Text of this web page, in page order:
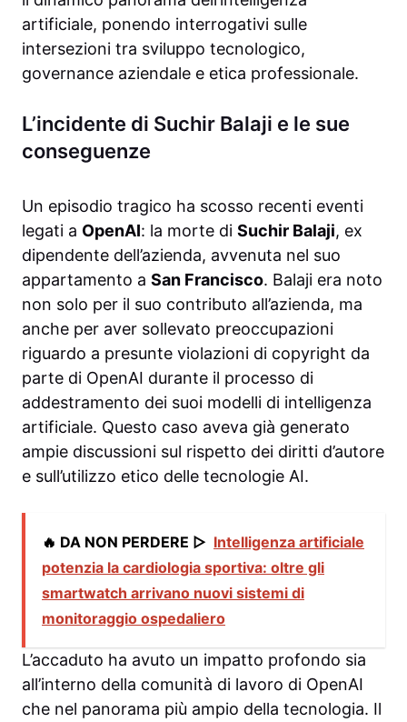
artificiale, ponendo interrogativi sulle
intersezioni tra sviluppo tecnologico,
governance aziendale e etica professionale.
L’incidente di Suchir Balaji e le sue
conseguenze
Un episodio tragico ha scosso recenti eventi
legati a OpenAI: la morte di Suchir Balaji, ex
dipendente dell’azienda, avvenuta nel suo
appartamento a San Francisco. Balaji era noto
non solo per il suo contributo all’azienda, ma
anche per aver sollevato preoccupazioni
riguardo a presunte violazioni di copyright da
parte di OpenAI durante il processo di
addestramento dei suoi modelli di intelligenza
artificiale. Questo caso aveva già generato
ampie discussioni sul rispetto dei diritti d’autore
e sull’utilizzo etico delle tecnologie AI.
🔥 DA NON PERDERE ▷ Intelligenza artificiale
potenzia la cardiologia sportiva: oltre gli
smartwatch arrivano nuovi sistemi di
monitoraggio ospedaliero
L’accaduto ha avuto un impatto profondo sia
all’interno della comunità di lavoro di OpenAI
che nel panorama più ampio della tecnologia. Il